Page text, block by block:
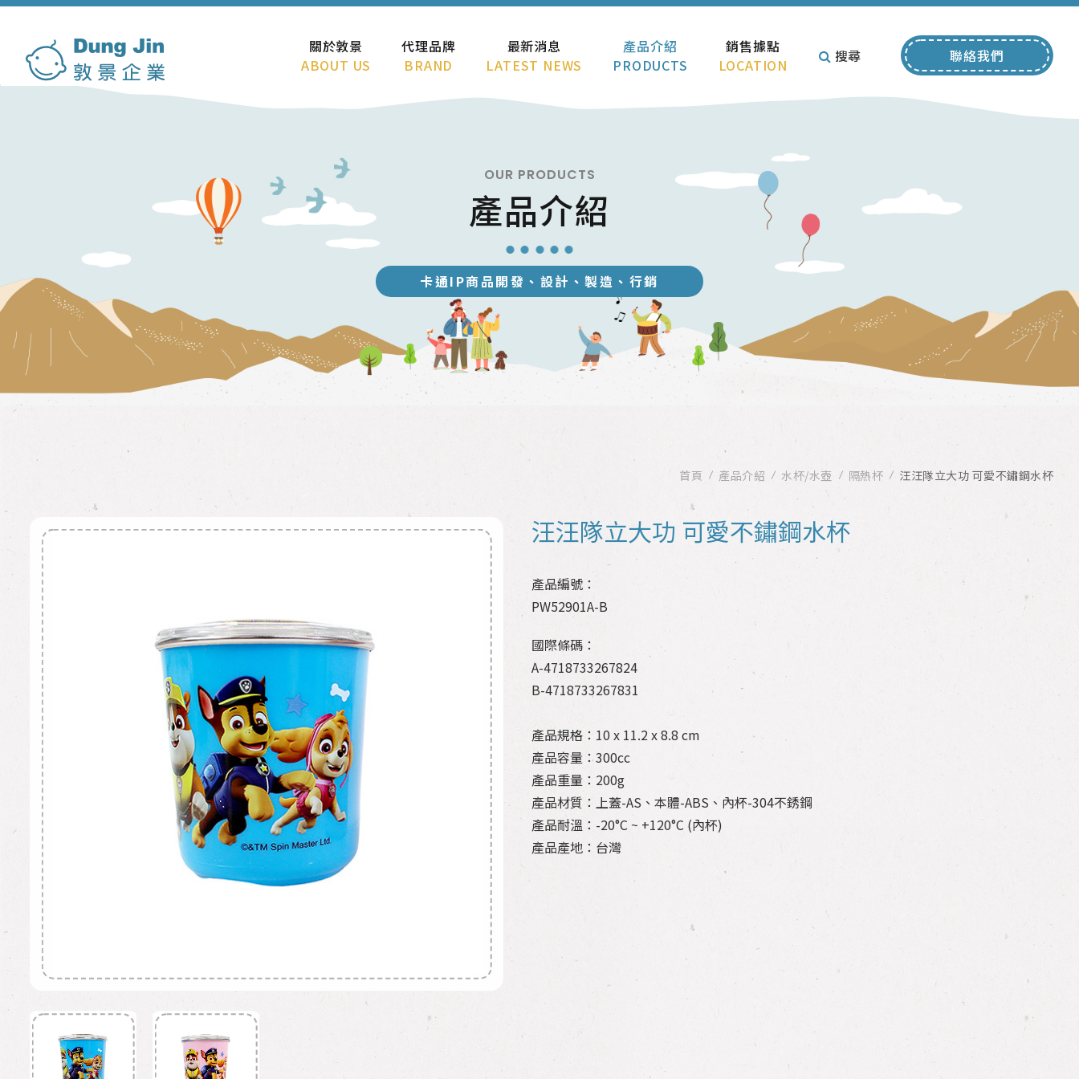
關於敦景
ABOUT US
代理品牌
BRAND
最新消息
LATEST NEWS
產品介紹
PRODUCTS
銷售據點
LOCATION
搜尋 聯絡我們
OUR PRODUCTS
產品介紹
卡通IP商品開發、設計、製造、行銷
首頁 產品介紹 水杯/水壺 隔熱杯 汪汪隊立大功 可愛不鏽鋼水杯
汪汪隊立大功 可愛不鏽鋼水杯
產品編號：
PW52901A-B
國際條碼：
A-4718733267824
B-4718733267831
產品規格：10 x 11.2 x 8.8 cm
產品容量：300cc
產品重量：200g
產品材質：上蓋-AS、本體-ABS、內杯-304不銹鋼
產品耐溫：-20°C ~ +120°C (內杯)
產品產地：台灣